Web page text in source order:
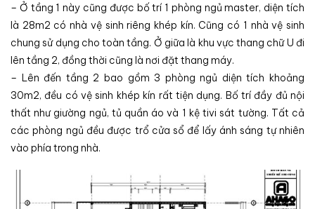
– Ở tầng 1 này cũng được bố trí 1 phòng ngủ master, diện tích
là 28m2 có nhà vệ sinh riêng khép kín. Cũng có 1 nhà vệ sinh
chung sử dụng cho toàn tầng. Ở giữa là khu vực thang chữ U đi
lên tầng 2, đồng thời cũng là nơi đặt thang máy.
– Lên đến tầng 2 bao gồm 3 phòng ngủ diện tích khoảng
30m2, đều có vệ sinh khép kín rất tiện dụng. Bố trí đầy đủ nội
thất như giường ngủ, tủ quần áo và 1 kệ tivi sát tường. Tất cả
các phòng ngủ đều được trổ cửa sổ để lấy ánh sáng tự nhiên
vào phía trong nhà.